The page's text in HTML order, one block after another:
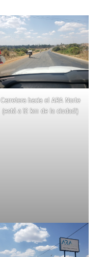
Carretera hacia el ARA Norte
(está a 12 km de la ciudad!)